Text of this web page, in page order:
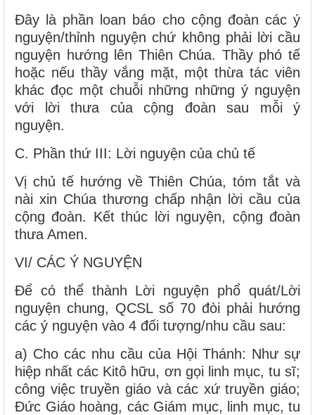
Đây là phần loan báo cho cộng đoàn các ý
nguyện/thỉnh nguyện chứ không phải lời cầu
nguyện hướng lên Thiên Chúa. Thầy phó tế
hoặc nếu thầy vắng mặt, một thừa tác viên
khác đọc một chuỗi những những ý nguyện
với lời thưa của cộng đoàn sau mỗi ý
nguyện.
C. Phần thứ III: Lời nguyện của chủ tế
Vị chủ tế hướng về Thiên Chúa, tóm tắt và
nài xin Chúa thương chấp nhận lời cầu của
cộng đoàn. Kết thúc lời nguyện, cộng đoàn
thưa Amen.
VI/ CÁC Ý NGUYỆN
Để có thể thành Lời nguyện phổ quát/Lời
nguyện chung, QCSL số 70 đòi phải hướng
các ý nguyện vào 4 đối tượng/nhu cầu sau:
a) Cho các nhu cầu của Hội Thánh: Như sự
hiệp nhất các Kitô hữu, ơn gọi linh mục, tu sĩ;
công việc truyền giáo và các xứ truyền giáo;
Đức Giáo hoàng, các Giám mục, linh mục, tu